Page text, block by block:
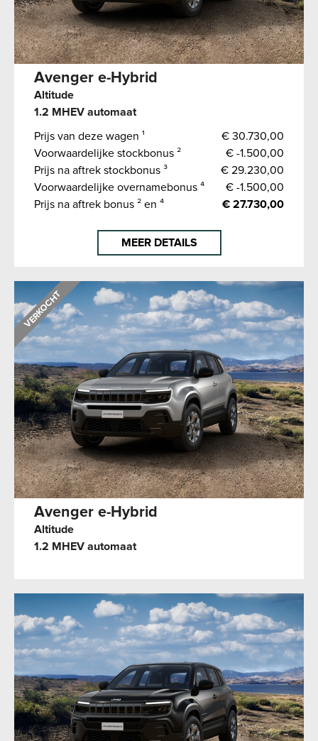
Avenger e-Hybrid
Altitude
1.2 MHEV automaat
Prijs van deze wagen ¹
€ 30.730,00
Voorwaardelijke stockbonus ²
€ -1.500,00
Prijs na aftrek stockbonus ³
€ 29.230,00
Voorwaardelijke overnamebonus ⁴
€ -1.500,00
Prijs na aftrek bonus ² en ⁴
€ 27.730,00
MEER DETAILS
Avenger e-Hybrid
Altitude
1.2 MHEV automaat